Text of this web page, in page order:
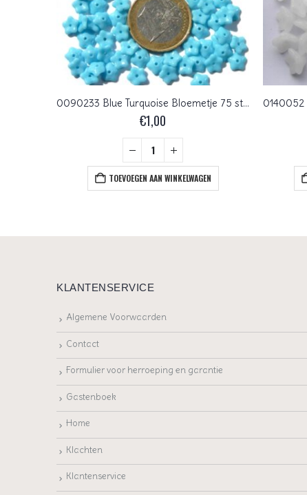
0090233 Blue Turquoise Bloemetje 75 stuks
€1,00
TOEVOEGEN AAN WINKELWAGEN
KLANTENSERVICE
Algemene Voorwaarden
Contact
Formulier voor herroeping en garantie
Gastenboek
Home
Klachten
Klantenservice